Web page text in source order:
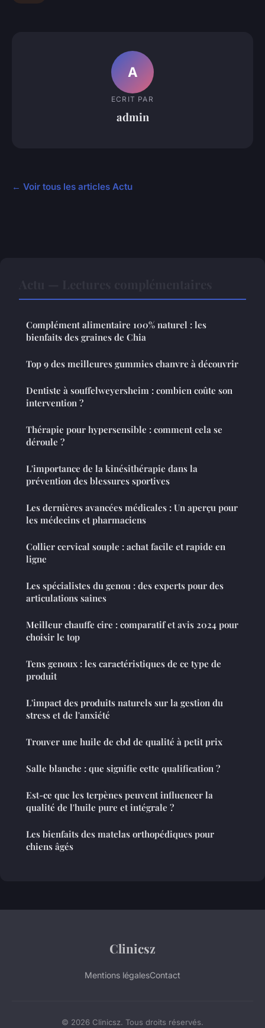
A
ECRIT PAR
admin
← Voir tous les articles Actu
Complément alimentaire 100% naturel : les
bienfaits des graines de Chia
Top 9 des meilleures gummies chanvre à découvrir
Dentiste à souffelweyersheim : combien coûte son
intervention ?
Thérapie pour hypersensible : comment cela se
déroule ?
L'importance de la kinésithérapie dans la
prévention des blessures sportives
Les dernières avancées médicales : Un aperçu pour
les médecins et pharmaciens
Collier cervical souple : achat facile et rapide en
ligne
Les spécialistes du genou : des experts pour des
articulations saines
Meilleur chauffe cire : comparatif et avis 2024 pour
choisir le top
Tens genoux : les caractéristiques de ce type de
produit
L'impact des produits naturels sur la gestion du
stress et de l'anxiété
Trouver une huile de cbd de qualité à petit prix
Salle blanche : que signifie cette qualification ?
Est-ce que les terpènes peuvent influencer la
qualité de l'huile pure et intégrale ?
Les bienfaits des matelas orthopédiques pour
chiens âgés
Clinicsz
Mentions légalesContact
© 2026 Clinicsz. Tous droits réservés.